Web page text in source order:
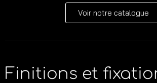
Voir notre catalogue
Finitions et